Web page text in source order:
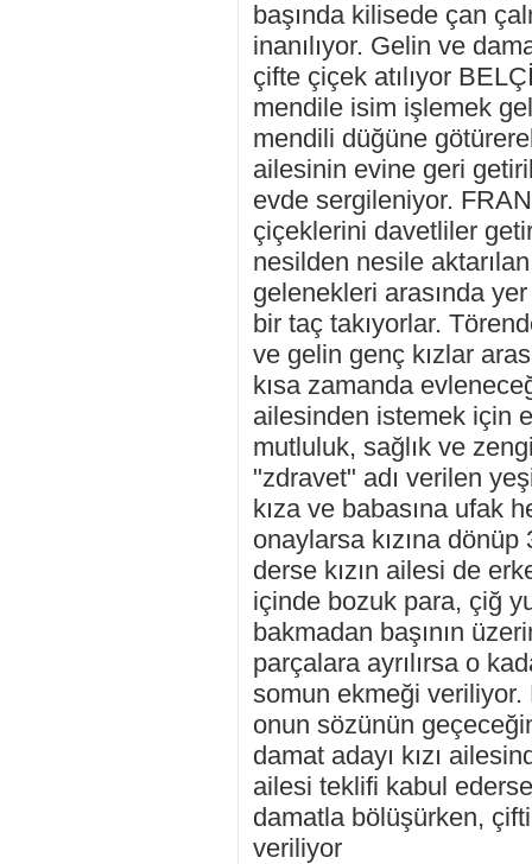
başında kilisede çan
inanılıyor. Gelin ve
çifte çiçek atılıyor
mendile isim işlemek
mendili düğüne
ailesinin evine geri
evde sergileniyor.
çiçeklerini davetliler
nesilden nesile
gelenekleri arasında
bir taç takıyorlar.
ve gelin genç kızlar
kısa zamanda
ailesinden istemek için
mutluluk, sağlık ve
"zdravet" adı verilen
kıza ve babasına ufak
onaylarsa kızına dönüp
derse kızın ailesi de
içinde bozuk para, çiğ
bakmadan başının
parçalara ayrılırsa o
somun ekmeği
onun sözünün
damat adayı kızı
ailesi teklifi kabul ederse
damatla bölüşürken,
veriliyor